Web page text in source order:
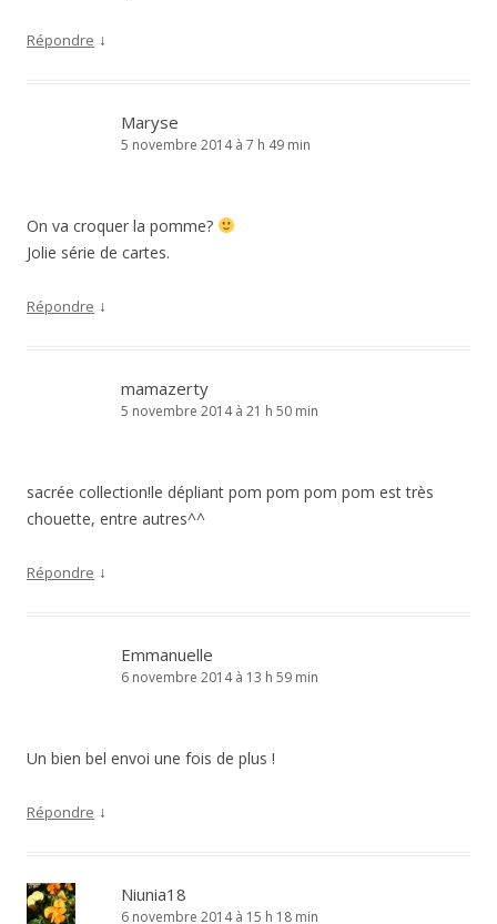
Répondre ↓
Maryse
5 novembre 2014 à 7 h 49 min
On va croquer la pomme?
Jolie série de cartes.
Répondre ↓
mamazerty
5 novembre 2014 à 21 h 50 min
sacrée collection!le dépliant pom pom pom pom est très
chouette, entre autres^^
Répondre ↓
Emmanuelle
6 novembre 2014 à 13 h 59 min
Un bien bel envoi une fois de plus !
Répondre ↓
Niunia18
6 novembre 2014 à 15 h 18 min